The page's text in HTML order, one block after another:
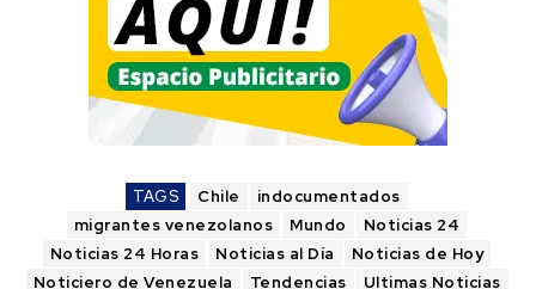
TAGS Chile
indocumentados
migrantes venezolanos
Mundo
Noticias 24
Noticias 24 Horas
Noticias al Día
Noticias de Hoy
Noticiero de Venezuela
Tendencias Ultimas Noticias